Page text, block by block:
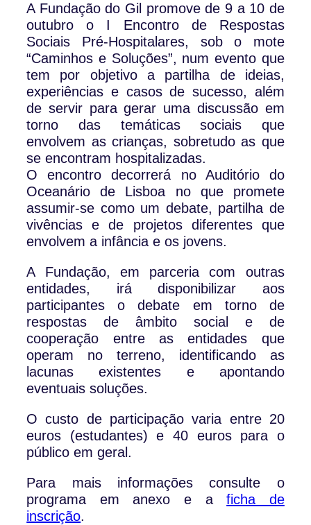
A Fundação do Gil promove de 9 a 10 de
outubro o I Encontro de Respostas
Sociais Pré-Hospitalares, sob o mote
“Caminhos e Soluções”, num evento que
tem por objetivo a partilha de ideias,
experiências e casos de sucesso, além
de servir para gerar uma discussão em
torno das temáticas sociais que
envolvem as crianças, sobretudo as que
se encontram hospitalizadas.
O encontro decorrerá no Auditório do
Oceanário de Lisboa no que promete
assumir-se como um debate, partilha de
vivências e de projetos diferentes que
envolvem a infância e os jovens.
A Fundação, em parceria com outras
entidades, irá disponibilizar aos
participantes o debate em torno de
respostas de âmbito social e de
cooperação entre as entidades que
operam no terreno, identificando as
lacunas existentes e apontando
eventuais soluções.
O custo de participação varia entre 20
euros (estudantes) e 40 euros para o
público em geral.
Para mais informações consulte o
programa em anexo e aficha de
inscrição.